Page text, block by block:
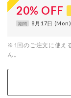
20% OFF
期間 8月17日
※1回のご注文に使え
ん。